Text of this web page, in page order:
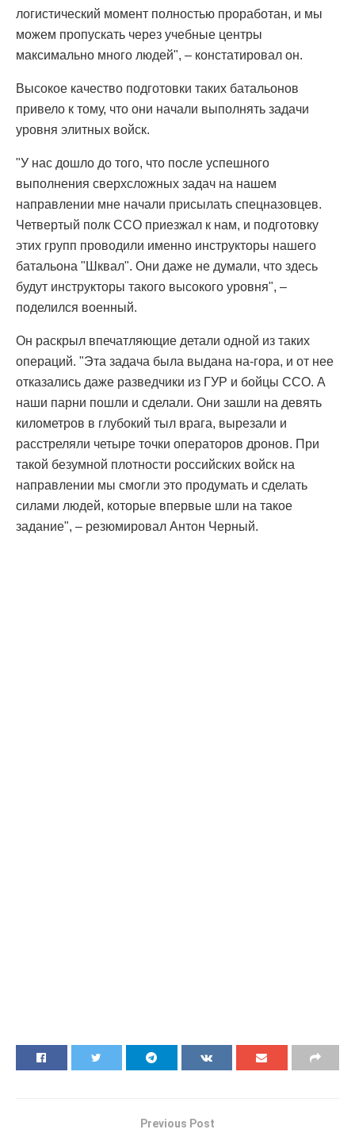
логистический момент полностью проработан, и мы
можем пропускать через учебные центры
максимально много людей", – констатировал он.
Высокое качество подготовки таких батальонов
привело к тому, что они начали выполнять задачи
уровня элитных войск.
"У нас дошло до того, что после успешного
выполнения сверхсложных задач на нашем
направлении мне начали присылать спецназовцев.
Четвертый полк ССО приезжал к нам, и подготовку
этих групп проводили именно инструкторы нашего
батальона "Шквал". Они даже не думали, что здесь
будут инструкторы такого высокого уровня", –
поделился военный.
Он раскрыл впечатляющие детали одной из таких
операций. "Эта задача была выдана на-гора, и от нее
отказались даже разведчики из ГУР и бойцы ССО. А
наши парни пошли и сделали. Они зашли на девять
километров в глубокий тыл врага, вырезали и
расстреляли четыре точки операторов дронов. При
такой безумной плотности российских войск на
направлении мы смогли это продумать и сделать
силами людей, которые впервые шли на такое
задание", – резюмировал Антон Черный.
Previous Post